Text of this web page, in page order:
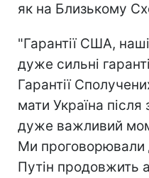
як на Близькому
"Гарантії США,
дуже сильні
Гарантії
мати Україна після
дуже важливий
Ми проговорювали
Путін продовжить